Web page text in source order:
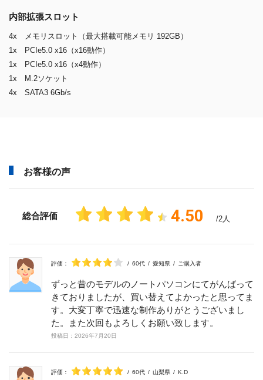
内部拡張スロット
4x メモリスロット（最大搭載可能メモリ 192GB）
1x PCIe5.0 x16（x16動作）
1x PCIe5.0 x16（x4動作）
1x M.2ソケット
4x SATA3 6Gb/s
お客様の声
総合評価 4.50 /2人
評価： / 60代 / 愛知県 / ご購入者
ずっと昔のモデルのノートパソコンにてがんばって
きておりましたが、買い替えてよかったと思ってま
す。大変丁寧で迅速な制作ありがとうございまし
た。また次回もよろしくお願い致します。
投稿日：2026年7月20日
評価： / 60代 / 山梨県 / K.D